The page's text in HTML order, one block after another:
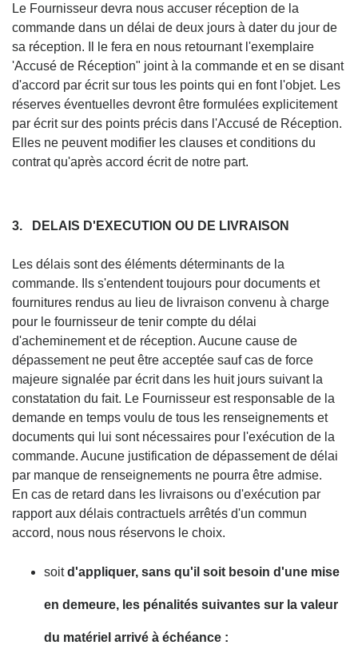
Le Fournisseur devra nous accuser réception de la
commande dans un délai de deux jours à dater du jour de
sa réception. Il le fera en nous retournant l'exemplaire
'Accusé de Réception" joint à la commande et en se disant
d'accord par écrit sur tous les points qui en font l'objet. Les
réserves éventuelles devront être formulées explicitement
par écrit sur des points précis dans l'Accusé de Réception.
Elles ne peuvent modifier les clauses et conditions du
contrat qu'après accord écrit de notre part.
3. DELAIS D'EXECUTION OU DE LIVRAISON
Les délais sont des éléments déterminants de la
commande. Ils s'entendent toujours pour documents et
fournitures rendus au lieu de livraison convenu à charge
pour le fournisseur de tenir compte du délai
d'acheminement et de réception. Aucune cause de
dépassement ne peut être acceptée sauf cas de force
majeure signalée par écrit dans les huit jours suivant la
constatation du fait. Le Fournisseur est responsable de la
demande en temps voulu de tous les renseignements et
documents qui lui sont nécessaires pour l'exécution de la
commande. Aucune justification de dépassement de délai
par manque de renseignements ne pourra être admise.
En cas de retard dans les livraisons ou d'exécution par
rapport aux délais contractuels arrêtés d'un commun
accord, nous nous réservons le choix.
soitd'appliquer, sans qu'il soit besoin d'une mise
en demeure, les pénalités suivantes sur la valeur
du matériel arrivé à échéance :